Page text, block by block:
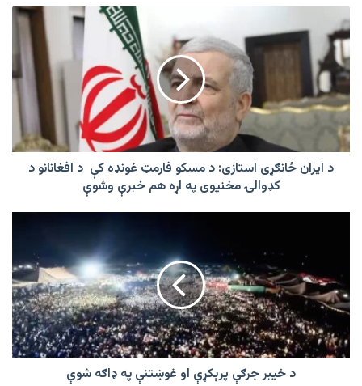
ایران
ځانګړی
استازی:
د
مسکو
فارمټ
غونډه
کې
هم
خبرې
وشوې
د ایران ځانګړی استازی: د مسکو فارمټ غونډه کې د افغانانو د
کډوالۍ مخنیوی په اړه هم خبرې وشوې
او
غوښتنې
ډاګه
شوې
د خیبر جرګې پرېکړې او غوښتنې په ډاګه شوې